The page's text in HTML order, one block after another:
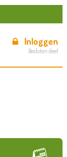
Inloggen
Besloten deel